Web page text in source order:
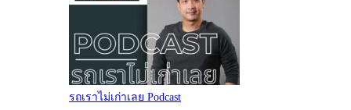
รถเราไม่เก่าเลย Podcast